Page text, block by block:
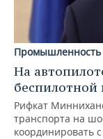
Промышленность
На
Рифкат
транспорта на
координировать